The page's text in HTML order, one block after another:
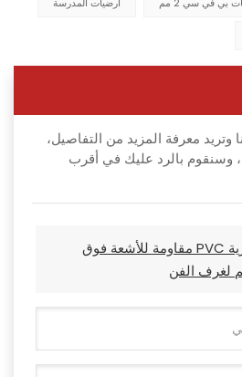
وتريد معرفة المزيد من التفاصيل،
وسنقوم بالرد عليك في أقرب
أرضيات تجارية PVC مقاومة للأشعة فوق